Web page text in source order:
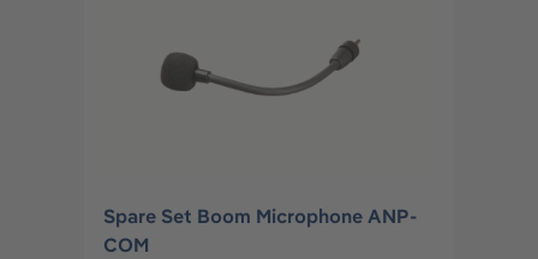
Spare Set Boom Microphone ANP-
COM